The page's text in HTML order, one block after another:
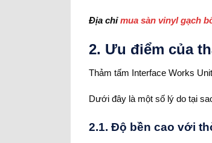
Địa chỉmua sàn vinyl gạch
2. Ưu điểm của
Thảm tấm Interface Works
Dưới đây là một số lý do tại
2.1. Độ bền cao với